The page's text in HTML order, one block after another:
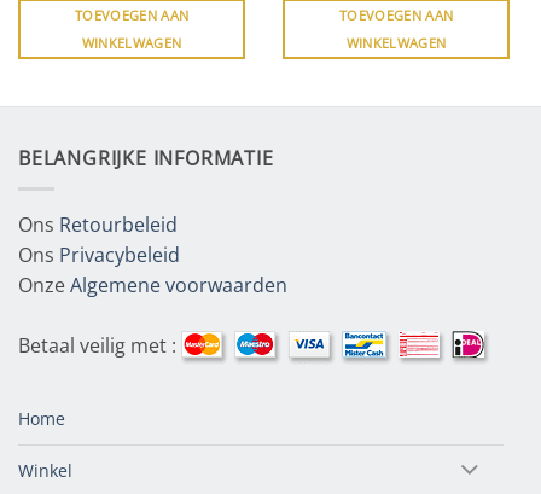
TOEVOEGEN AAN
WINKELWAGEN
TOEVOEGEN AAN
WINKELWAGEN
BELANGRIJKE INFORMATIE
Ons Retourbeleid
Ons Privacybeleid
OnzeAlgemene voorwaarden
Betaal veilig met :
Home
Winkel